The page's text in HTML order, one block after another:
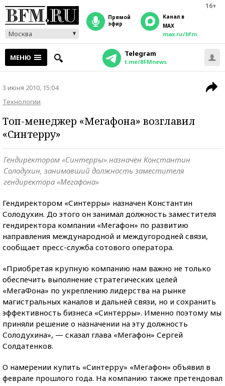
16+
Москва
прямой
эфир
Канал в
MAX
max.ru/bfm
МЕНЮ Telegram
t.me/BFMnews
3 июня 2010, 15:04
Технологии
Топ-менеджер «Мегафона» возглавил
«Синтерру»
Гендиректором «Синтерры» назначен Константин
Солодухин, занимавший должность заместителя
гендиректора «Мегафона»
Гендиректором «Синтерры» назначен Константин
Солодухин. До этого он занимал должность заместителя
гендиректора компании «Мегафон» по развитию
направления международной и междугородней связи,
сообщает пресс-служба сотового оператора.
«Приобретая крупную компанию нам важно не только
обеспечить выполнение стратегических целей
«МегаФона» по укреплению лидерства на рынке
магистральных каналов и дальней связи, но и сохранить
эффективность бизнеса «Синтерры». Именно поэтому мы
приняли решение о назначении на эту должность
Солодухина», — сказал глава «Мегафон» Сергей
Солдатенков.
О намерении купить «Синтерру» «Мегафон» объявил в
феврале прошлого года. На компанию также претендовал